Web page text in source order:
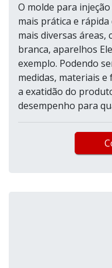
O molde para
mais prática e
mais diversas áreas,
branca, aparelhos
exemplo. Podendo
medidas, materiais
a exatidão do
desempenho para